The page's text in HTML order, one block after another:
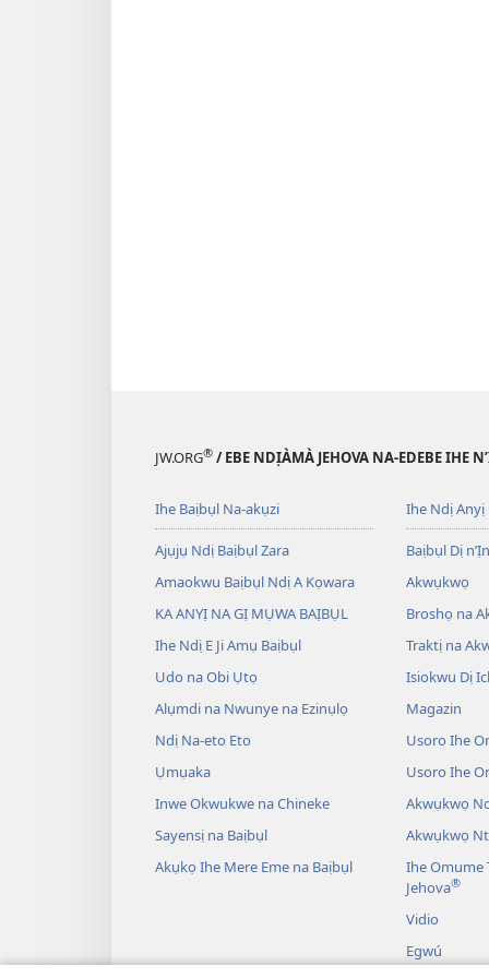
JW.ORG® / EBE NDỊÀMÀ JEHOVA NA-EDEBE IHE
Ihe Baịbụl Na-akụzi
Ajụjụ Ndị Baịbụl Zara
Amaokwu Baịbụl Ndị A Kọwara
KA ANYỊ NA GỊ MỤWA BAỊBỤL
Ihe Ndị E Ji Amụ Baịbụl
Udo na Obi Ụtọ
Alụmdi na Nwunye na Ezinụlọ
Ndị Na-eto Eto
Ụmụaka
Inwe Okwukwe na Chineke
Sayensị na Baịbụl
Akụkọ Ihe Mere Eme na Baịbụl
Ihe Ndị Anyị
Baịbụl Dị
Akwụkwọ
Broshọ na
Traktị na
Isiokwu Dị
Magazin
Usoro Ihe
Usoro Ihe
Akwụkwọ
Akwụkwọ
Ihe Omume
Jehova®
Vidio
Egwú